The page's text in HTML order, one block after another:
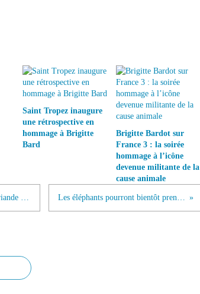
Saint Tropez inaugure
une rétrospective en
hommage à Brigitte
Bard
Brigitte Bardot sur
France 3 : la soirée
hommage à l’icône
devenue militante de la
cause animale
L'abattage des animaux pour fournir de la viande représente plus de 2000 animaux par seconde Les éléphants pourront bientôt prendre leur retraite dans le Limousin